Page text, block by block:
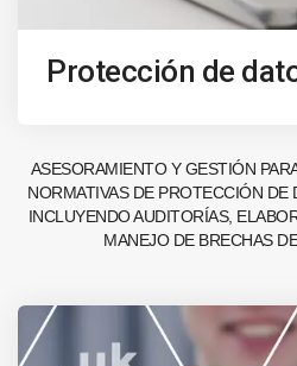
Protección de
ASESORAMIENTO Y GESTIÓN
NORMATIVAS DE PROTECCIÓN DE
INCLUYENDO AUDITORÍAS,
MANEJO DE BRECHAS